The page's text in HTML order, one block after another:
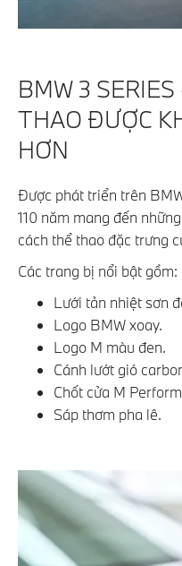
BMW 3
THAO ĐƯỢC
HƠN
Được phát triển trên
110 năm mang đến
cách thể thao đặc trưng
Các trang bị nổi bật gồm:
Lưới tản nhiệt sơn
Logo BMW xoay.
Logo M màu đen.
Cánh lướt gió
Chốt cửa M
Sáp thơm pha lê.